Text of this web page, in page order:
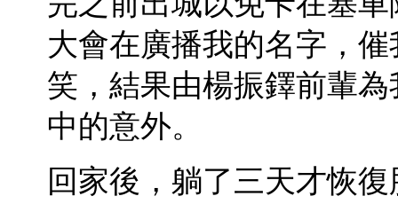
大會在廣播我的名字，
笑，結果由楊振鐸前輩
中的意外。
回家後，躺了三天才恢